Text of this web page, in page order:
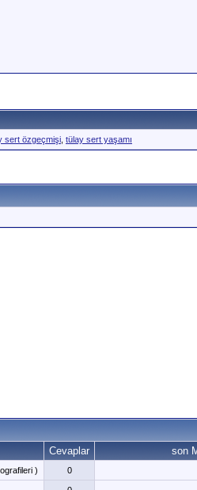
sert özgeçmişi tülay sert yaşamı
Cevaplar son
) 0